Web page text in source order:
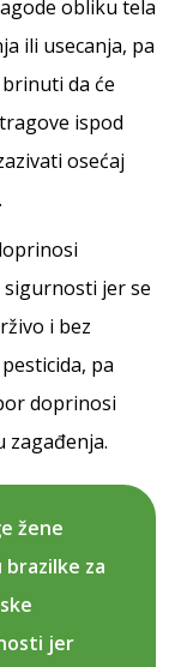
obliku tela
ili usecanja, pa
da će
ispod
osećaj
jer se
i bez
pa
doprinosi
zagađenja.
žene
brazilke za
jer